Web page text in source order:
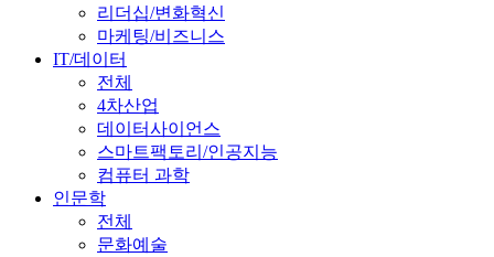
리더십/변화혁신
마케팅/비즈니스
IT/데이터
전체
4차산업
데이터사이언스
스마트팩토리/인공지능
컴퓨터 과학
인문학
전체
문화예술